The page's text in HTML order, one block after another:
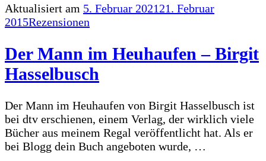
Aktualisiert am 5. Februar 202121. Februar
2015Rezensionen
Der Mann im Heuhaufen – Birgit
Hasselbusch
Der Mann im Heuhaufen von Birgit Hasselbusch ist
bei dtv erschienen, einem Verlag, der wirklich viele
Bücher aus meinem Regal veröffentlicht hat. Als er
bei Blogg dein Buch angeboten wurde, …